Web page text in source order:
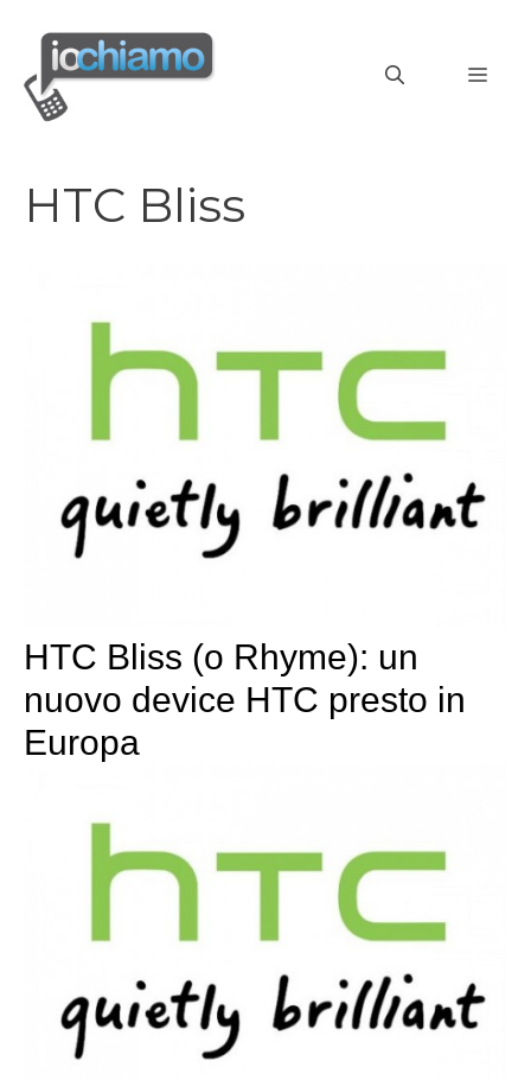
contenuto
HTC Bliss
HTC Bliss (o Rhyme): un
nuovo device HTC presto in
Europa